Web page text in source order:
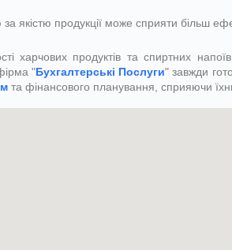
якістю продукції може сприяти більш
харчових продуктів та спиртних
"Бухгалтерські Послуги" завжди
та фінансового планування, сприяючи